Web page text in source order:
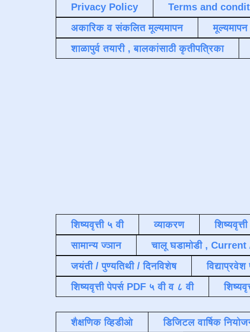
Privacy Policy Terms and
अकारिक व संकलित मूल्यमापन
मूल्यमापन
शाळापुर्व तयारी , बालकांसाठी कृतीपत्रिका
शिष्यवृत्ती ५ वी व्याकरण
सामान्य ज्ञान
चालू घडामोडी ,
जयंती / पुण्यतिथी / दिनविशेष
विद्याप्रवेश
शिष्यवृत्ती पेपर्स PDF ५ वी व ८ वी
शैक्षणिक व्हिडीओ डिजिटल वार्षिक